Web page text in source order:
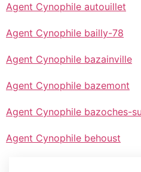
Agent Cynophile autouillet
Agent Cynophile bailly-78
Agent Cynophile bazainville
Agent Cynophile bazemont
Agent Cynophile bazoches-
Agent Cynophile behoust